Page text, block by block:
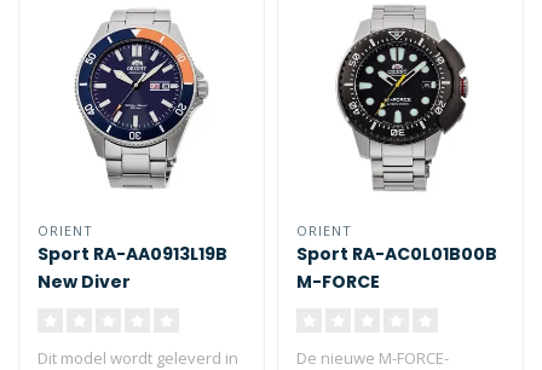
ORIENT
Sport RA-AA0913L19B
New Diver
Dit model wordt geleverd in
ORIENT
Sport RA-AC0L01B00B
M-FORCE
De nieuwe M-FORCE-